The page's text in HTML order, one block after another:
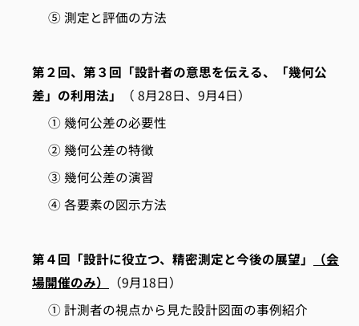
⑤ 測定と評価の方法
第２回、第３回「設計者の意思を伝える、「幾何公
差」の利用法」
（ 8月28日、9月4日）
① 幾何公差の必要性
② 幾何公差の特徴
③ 幾何公差の演習
④ 各要素の図示方法
第４回「設計に役立つ、精密測定と今後の展望」
（会
場開催のみ）
（9月18日）
① 計測者の視点から見た設計図面の事例紹介